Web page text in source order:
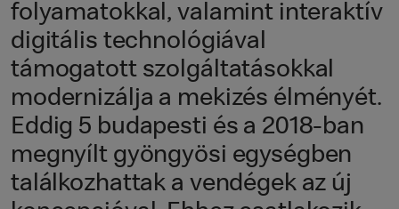
folyamatokkal, valamint interaktív
digitális technológiával
támogatott szolgáltatásokkal
modernizálja a mekizés élményét.
Eddig 5 budapesti és a 2018-ban
megnyílt gyöngyösi egységben
találkozhattak a vendégek az új